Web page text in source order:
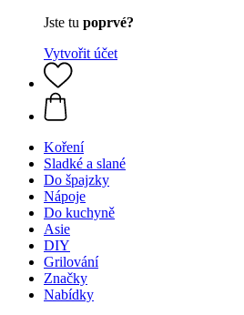
Jste tu poprvé?
Vytvořit účet
Koření
Sladké a slané
Do špajzky
Nápoje
Do kuchyně
Asie
DIY
Grilování
Značky
Nabídky